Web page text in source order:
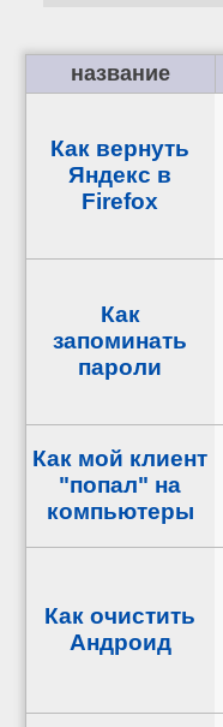
название
Как вернуть
Яндекс в
Firefox
Как
запоминать
пароли
Как мой клиент
"попал" на
компьютеры
Как очистить
Андроид